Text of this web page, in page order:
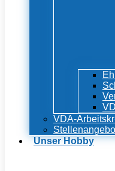
VDA-
Unser Hobby